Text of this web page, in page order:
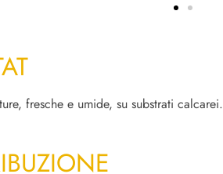
fresche e umide, su substrati calcarei.